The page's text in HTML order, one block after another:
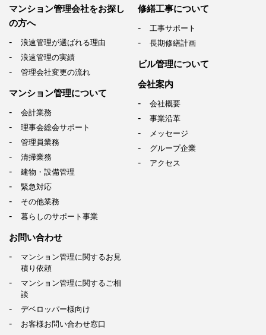
マンション管理会社をお探し
の方へ
浪速管理が選ばれる理由
浪速管理の実績
管理会社変更の流れ
マンション管理について
会計業務
理事会総会サポート
管理員業務
清掃業務
建物・設備管理
緊急対応
その他業務
暮らしのサポート事業
修繕工事について
工事サポート
長期修繕計画
ビル管理について
会社案内
会社概要
事業沿革
メッセージ
グループ企業
アクセス
お問い合わせ
マンション管理に関するお見
積り依頼
マンション管理に関するご相
談
デベロッパー様向け
お客様お問い合わせ窓口